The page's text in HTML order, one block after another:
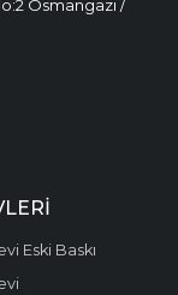
Osmangazi /
Eski Baskı